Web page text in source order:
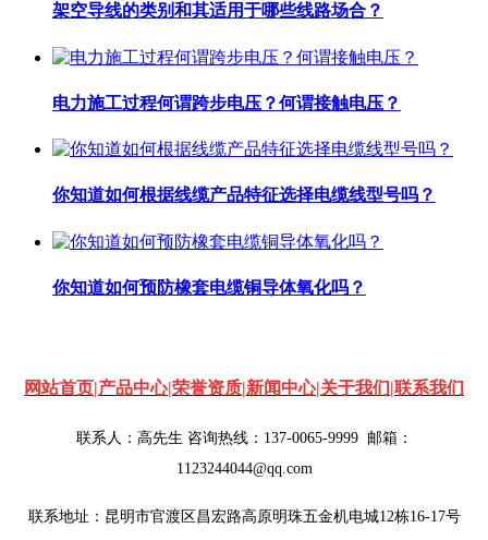
架空导线的类别和其适用于哪些线路场合？
电力施工过程何谓跨步电压？何谓接触电压？
你知道如何根据线缆产品特征选择电缆线型号吗？
你知道如何预防橡套电缆铜导体氧化吗？
网站首页|产品中心|荣誉资质|新闻中心|关于我们|联系我们
联系人：高先生 咨询热线：137-0065-9999 邮箱：
1123244044@qq.com
联系地址：昆明市官渡区昌宏路高原明珠五金机电城12栋16-17号